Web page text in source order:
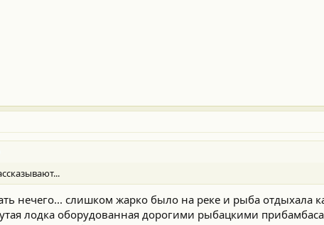
нечего... слишком жарко было на реке и рыба отдыхала
лодка оборудованная дорогими рыбацкими